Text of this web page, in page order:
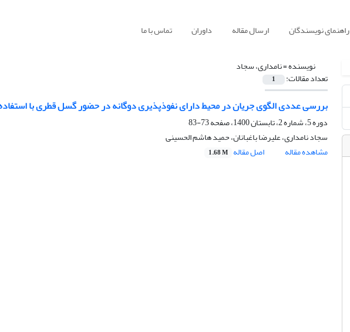
راهنمای نویسندگان ارسال مقاله داوران تماس با ما
نویسنده =نامداری، سجاد
تعداد مقالات: 1
بررسی عددی الگوی جریان در محیط دارای نفوذپذیری دوگانه در حضور گسل قطری با
دوره 5، شماره 2، تابستان 1400، صفحه
73-83
سجاد نامداری، علیرضا باغبانان، حمید هاشم الحسینی
مشاهده مقاله
اصل مقاله 1.68 M